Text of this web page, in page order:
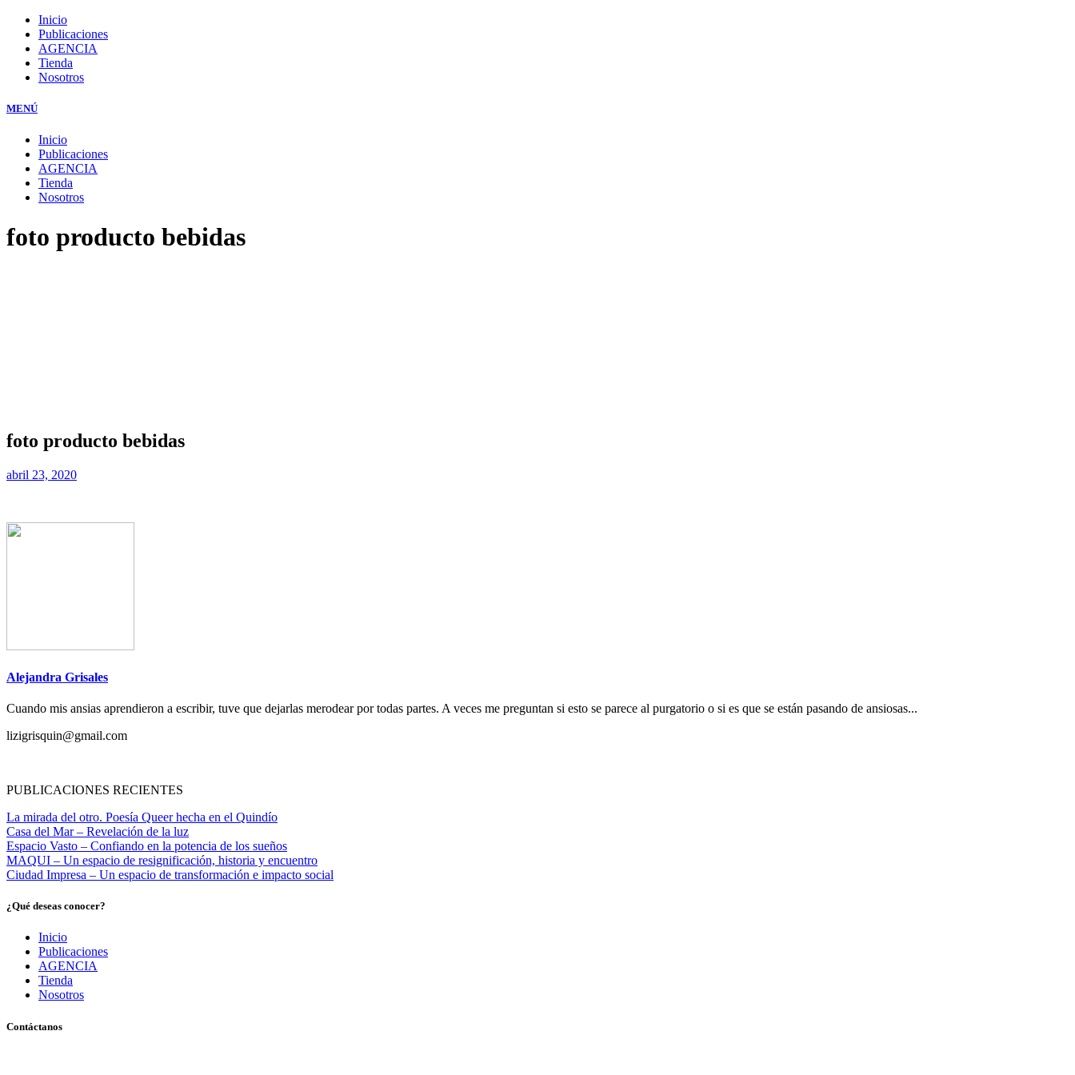
Inicio
Publicaciones
AGENCIA
Tienda
Nosotros
MENÚ
Inicio
Publicaciones
AGENCIA
Tienda
Nosotros
foto producto bebidas
foto producto bebidas
abril 23, 2020
Alejandra Grisales
Cuando mis ansias aprendieron a escribir, tuve que dejarlas merodear por todas partes. A veces me preguntan si esto se parece al purgatorio o si es que se están pasando de ansiosas...
lizigrisquin@gmail.com
PUBLICACIONES RECIENTES
La mirada del otro. Poesía Queer hecha en el Quindío
Casa del Mar – Revelación de la luz
Espacio Vasto – Confiando en la potencia de los sueños
MAQUI – Un espacio de resignificación, historia y encuentro
Ciudad Impresa – Un espacio de transformación e impacto social
¿Qué deseas conocer?
Inicio
Publicaciones
AGENCIA
Tienda
Nosotros
Contáctanos